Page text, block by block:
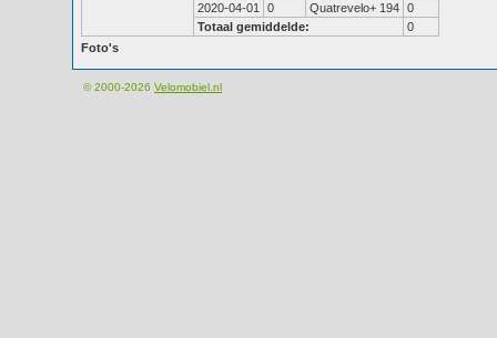
2020-04-01
0 Quatrevelo+ 194 0
Totaal gemiddelde:
0
Foto's
© 2000-2026 Velomobiel.nl